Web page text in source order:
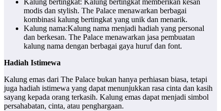
Kalung bertingkat: Kalung bertingkat memberikan kesan
modis dan stylish. The Palace menawarkan berbagai
kombinasi kalung bertingkat yang unik dan menarik.
Kalung nama:Kalung nama menjadi hadiah yang personal
dan berkesan. The Palace menawarkan jasa pembuatan
kalung nama dengan berbagai gaya huruf dan font.
Hadiah Istimewa
Kalung emas dari The Palace bukan hanya perhiasan biasa, tetapi
juga hadiah istimewa yang dapat menunjukkan rasa cinta dan kasih
sayang kepada orang terkasih. Kalung emas dapat menjadi simbol
persahabatan, cinta, atau penghargaan.